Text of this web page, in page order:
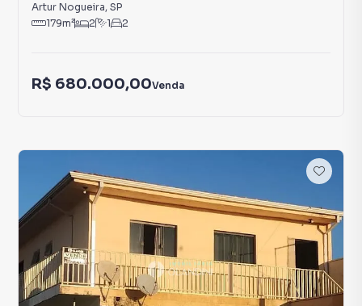
Artur Nogueira, SP
179m² 2 1 2
R$ 680.000,00Venda